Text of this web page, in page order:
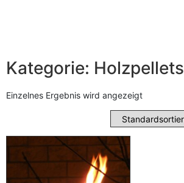
Menge
Anzahl Abladeorte
Preis berechnen
Kategorie: Holzpellets
Einzelnes Ergebnis wird angezeigt